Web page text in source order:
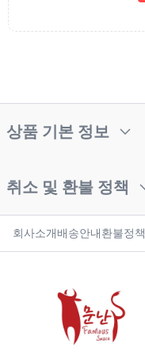
상품 기본 정보
취소 및 환불 정책
회사소개 배송안내 환불정책